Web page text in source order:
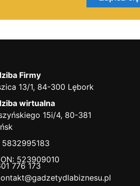
Firmy
13/1, 84-300 Lębork
wirtualna
15i/4, 80-381
5832995183
523909010
776 173